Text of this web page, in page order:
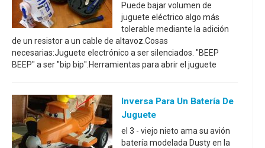
Puede bajar volumen de
juguete eléctrico algo más
tolerable mediante la adición
de un resistor a un cable de altavoz.Cosas
necesarias:Juguete electrónico a ser silenciados. "BEEP
BEEP" a ser "bip bip".Herramientas para abrir el juguete
Inversa Para Un Batería De
Juguete
el 3 - viejo nieto ama su avión
batería modelada Dusty en la